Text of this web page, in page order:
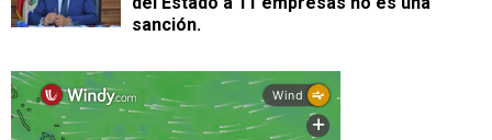
sanción.